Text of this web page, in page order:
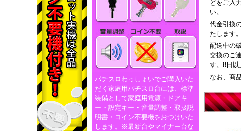
パチスロわっしょいでご購入いた
だく家庭用パチスロ台には、標準
装備として家庭用電源・ドアキ
ー・設定キー・音量調整・取扱説
明書・コイン不要機をおつけいた
します。※最新台やマイナー台な
どをご入
い。
代金引換
たします
配送中の
交換のご
す。8日以
なお、商